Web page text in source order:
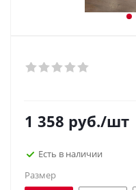
1 358 руб./шт
Есть в наличии
Размер